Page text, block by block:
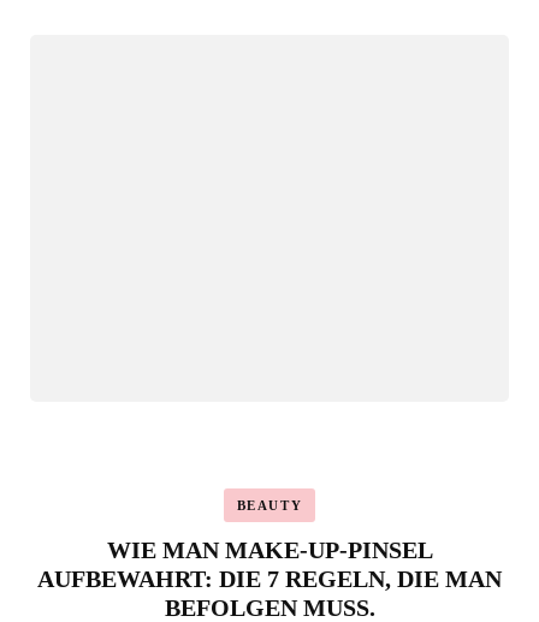
BEAUTY
WIE MAN MAKE-UP-PINSEL
AUFBEWAHRT: DIE 7 REGELN, DIE MAN
BEFOLGEN MUSS.